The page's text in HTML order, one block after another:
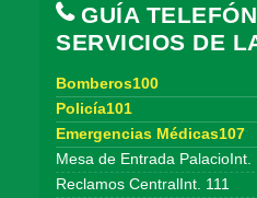
GUÍA
SERVICIOS DE
Bomberos100
Policía101
Emergencias Médicas107
Mesa de Entrada PalacioInt.
Reclamos CentralInt. 111